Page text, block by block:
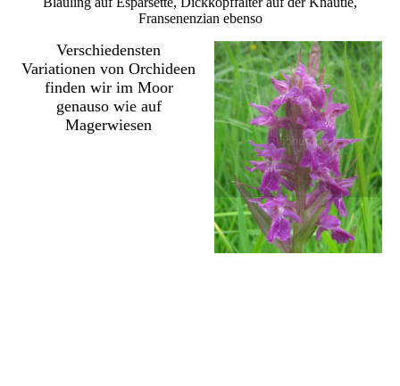
Fransenenzian ebenso
Verschiedensten
Variationen von Orchideen
finden wir im Moor
genauso wie auf
Magerwiesen